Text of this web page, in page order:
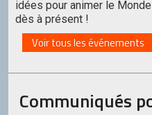
idées pour animer le
dès à présent !
Voir tous les événements
Communiqués